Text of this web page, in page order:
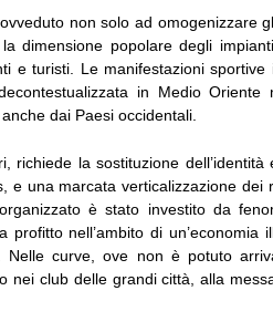
non solo ad omogenizzare
dimensione popolare degli
e turisti. Le manifestazioni sportive
in Medio Oriente
dai Paesi occidentali.
richiede la sostituzione
e una marcata verticalizzazione dei
è stato investito da
nell’ambito di un’economia
Nelle curve, ove non è potuto
nei club delle grandi città, alla